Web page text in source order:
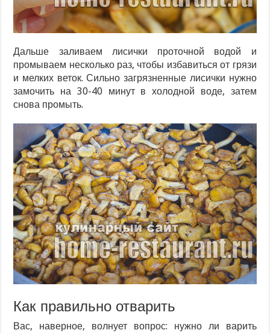
Дальше заливаем лисички проточной водой и
промываем несколько раз, чтобы избавиться от грязи
и мелких веток. Сильно загрязненные лисички нужно
замочить на 30-40 минут в холодной воде, затем
снова промыть.
Как правильно отварить
Вас, наверное, волнует вопрос: нужно ли варить